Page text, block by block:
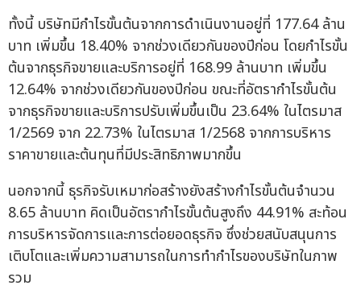
ทั้งนี้ บริษัทมีกำไรขั้นต้นจากการดำเนินงานอยู่ที่ 177.64 ล้าน
บาท เพิ่มขึ้น 18.40% จากช่วงเดียวกันของปีก่อน โดยกำไรขั้น
ต้นจากธุรกิจขายและบริการอยู่ที่ 168.99 ล้านบาท เพิ่มขึ้น
12.64% จากช่วงเดียวกันของปีก่อน ขณะที่อัตรากำไรขั้นต้น
จากธุรกิจขายและบริการปรับเพิ่มขึ้นเป็น 23.64% ในไตรมาส
1/2569 จาก 22.73% ในไตรมาส 1/2568 จากการบริหาร
ราคาขายและต้นทุนที่มีประสิทธิภาพมากขึ้น
นอกจากนี้ ธุรกิจรับเหมาก่อสร้างยังสร้างกำไรขั้นต้นจำนวน
8.65 ล้านบาท คิดเป็นอัตรากำไรขั้นต้นสูงถึง 44.91% สะท้อน
การบริหารจัดการและการต่อยอดธุรกิจ ซึ่งช่วยสนับสนุนการ
เติบโตและเพิ่มความสามารถในการทำกำไรของบริษัทในภาพ
รวม